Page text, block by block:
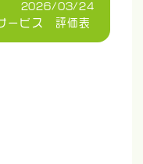
2026/03/24
ービス 評価表